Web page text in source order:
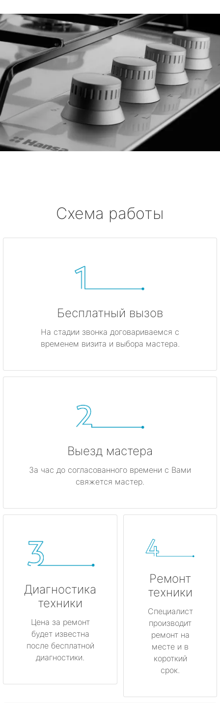
Схема работы
Бесплатный вызов
На стадии звонка договариваемся с
временем визита и выбора мастера.
Выезд мастера
За час до согласованного времени с Вами
свяжется мастер.
Диагностика
техники
Цена за ремонт
будет известна
после бесплатной
диагностики.
Ремонт
техники
Специалист
производит
ремонт на
месте и в
короткий
срок.